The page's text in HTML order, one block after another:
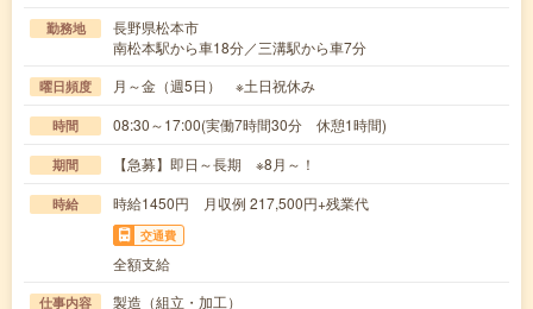
勤務地
長野県松本市
南松本駅から車18分／三溝駅から車7分
曜日頻度 月～金（週5日） ※土日祝休み
時間 08:30～17:00(実働7時間30分 休憩1時間)
期間 【急募】即日～長期 ※8月～！
時給 時給1450円 月収例 217,500円+残業代
交通費
全額支給
仕事内容
製造（組立・加工）